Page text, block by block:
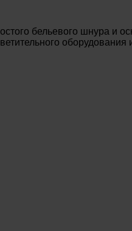
бельевого шнура и